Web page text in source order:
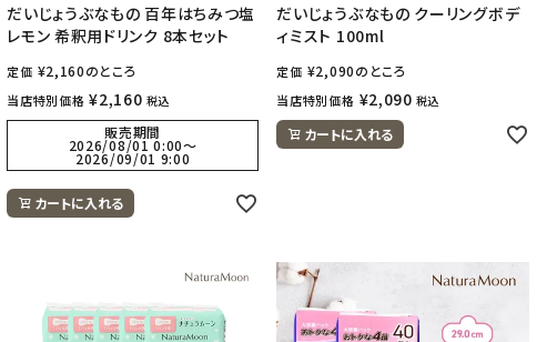
だいじょうぶなもの 百年はちみつ塩
レモン 希釈用ドリンク 8本セット
定価 ¥2,160のところ
当店特別価格 ¥2,160 税込
販売期間
2026/08/01 0:00〜
2026/09/01 9:00
カートに入れる
だいじょうぶなもの クーリングボデ
ィミスト 100ml
定価 ¥2,090のところ
当店特別価格 ¥2,090 税込
カートに入れる